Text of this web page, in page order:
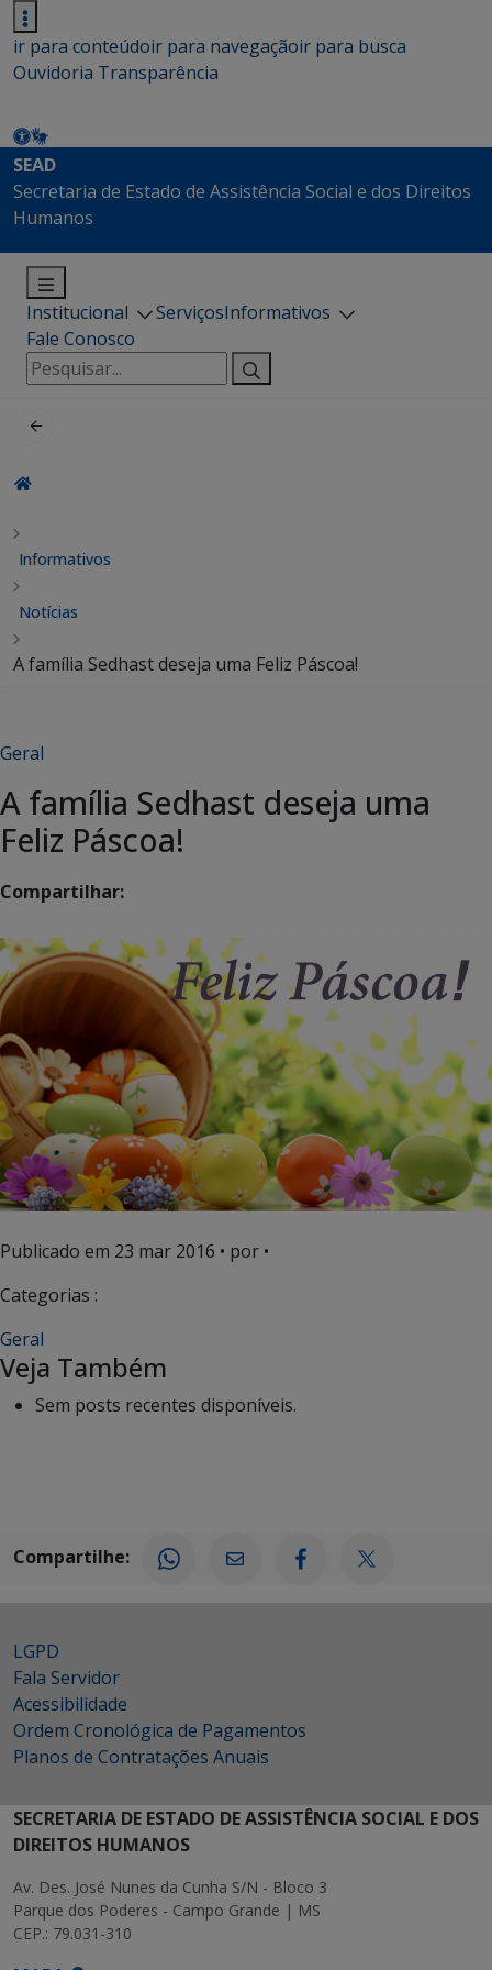
ir para conteúdoir para navegaçãoir para busca
Ouvidoria Transparência
SEAD
Secretaria de Estado de Assistência Social e dos Direitos
Humanos
Institucional ServiçosInformativos
Fale Conosco
Pesquisar
por:
Informativos
Notícias
A família Sedhast deseja uma Feliz Páscoa!
Geral
A família Sedhast deseja uma
Feliz Páscoa!
Compartilhar:
Publicado em 23 mar 2016 • por •
Categorias :
Geral
Veja Também
Sem posts recentes disponíveis.
Compartilhe:
LGPD
Fala Servidor
Acessibilidade
Ordem Cronológica de Pagamentos
Planos de Contratações Anuais
SECRETARIA DE ESTADO DE ASSISTÊNCIA SOCIAL E DOS
DIREITOS HUMANOS
Av. Des. José Nunes da Cunha S/N - Bloco 3
Parque dos Poderes - Campo Grande | MS
CEP.: 79.031-310